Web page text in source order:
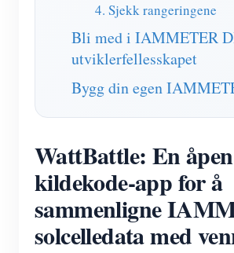
Blogger
4. Sjekk rangeringene
Bli med i IAMMETER
utviklerfellesskapet
Bygg din egen
WattBattle: En åpen
kildekode-app for å
sammenligne
solcelledata med